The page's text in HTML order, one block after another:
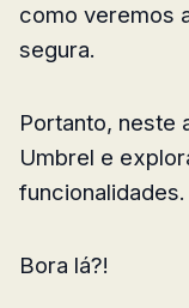
como veremos
segura.
Portanto, neste
Umbrel e
funcionalidades.
Bora lá?!